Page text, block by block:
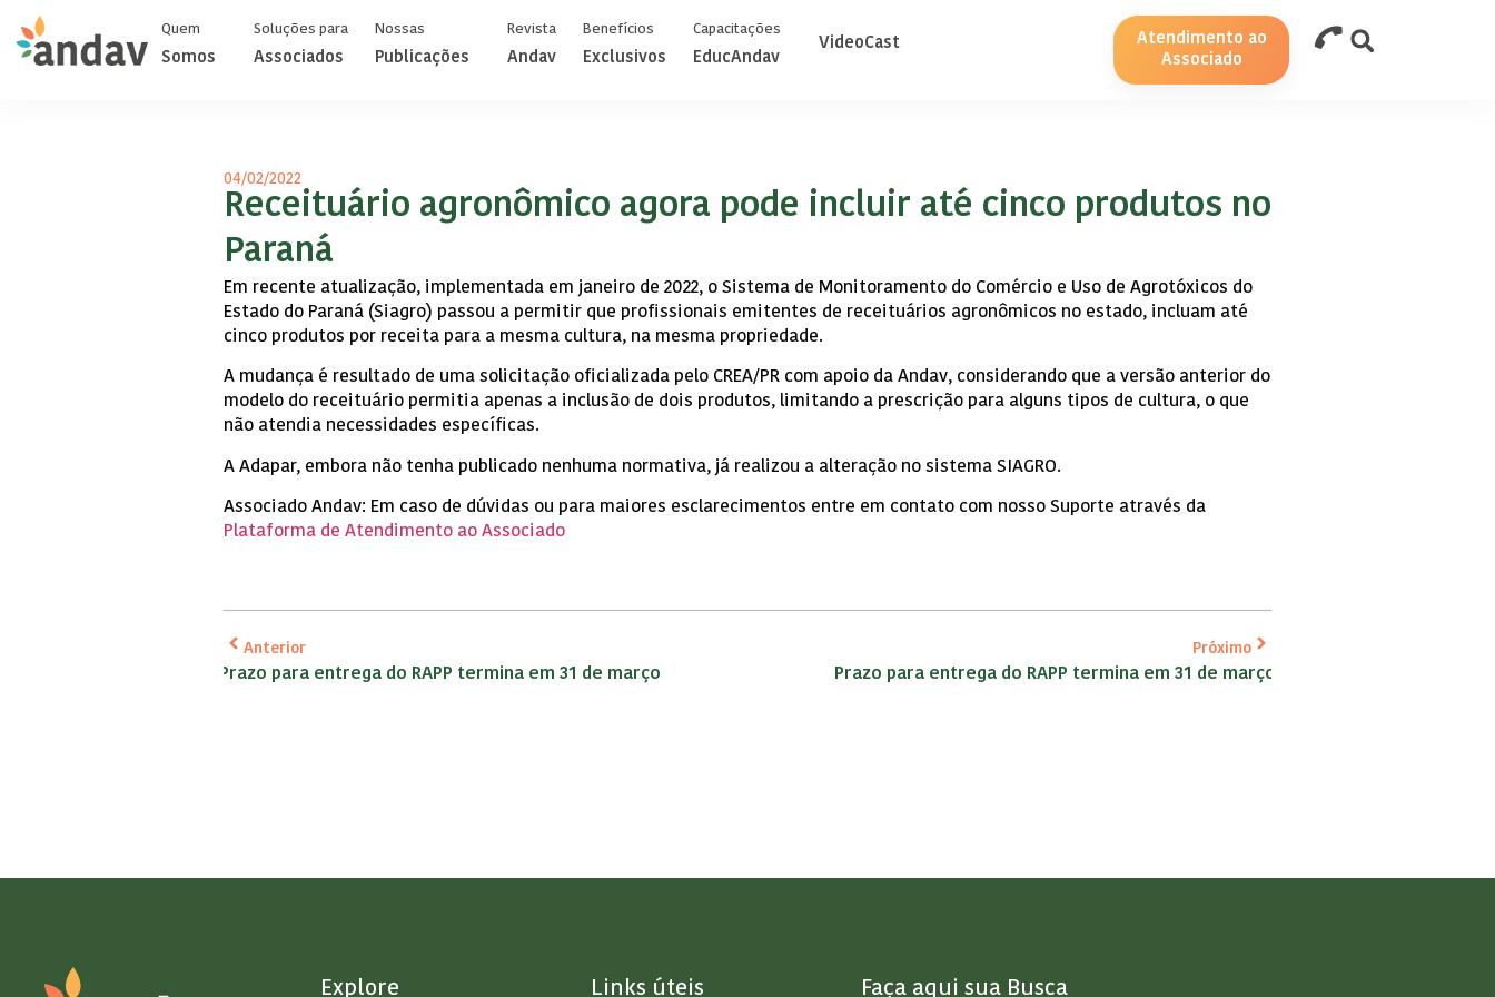
Quem
Somos
Soluções para
Associados
Nossas
Publicações
Revista
Andav
Benefícios
Exclusivos
Capacitações
EducAndav
VideoCast
Atendimento ao
Associado
04/02/2022
Receituário agronômico agora pode incluir até cinco produtos no
Paraná
Em recente atualização, implementada em janeiro de 2022, o Sistema de Monitoramento do Comércio e Uso de Agrotóxicos do
Estado do Paraná (Siagro) passou a permitir que profissionais emitentes de receituários agronômicos no estado, incluam até
cinco produtos por receita para a mesma cultura, na mesma propriedade.
A mudança é resultado de uma solicitação oficializada pelo CREA/PR com apoio da Andav, considerando que a versão anterior do
modelo do receituário permitia apenas a inclusão de dois produtos, limitando a prescrição para alguns tipos de cultura, o que
não atendia necessidades específicas.
A Adapar, embora não tenha publicado nenhuma normativa, já realizou a alteração no sistema SIAGRO.
Associado Andav: Em caso de dúvidas ou para maiores esclarecimentos entre em contato com nosso Suporte através da
Plataforma de Atendimento ao Associado
Anterior
Prazo para entrega do RAPP termina em 31 de março
Próximo
Prazo para entrega do RAPP termina em 31 de março
Explore Links úteis Faça aqui sua Busca